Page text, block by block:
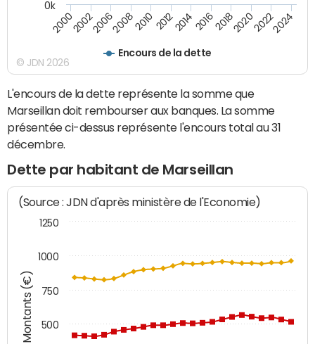
Encours de la dette
20002002200620082010 2012201420162018202020222024
0k
© JDN 2026
L'encours de la dette représente la somme que
Marseillan doit rembourser aux banques. La somme
présentée ci-dessus représente l'encours total au 31
décembre.
Dette par habitant de Marseillan
Montants (€)
(Source : JDN d'après ministère de l'Economie)
500
750
1000
1250